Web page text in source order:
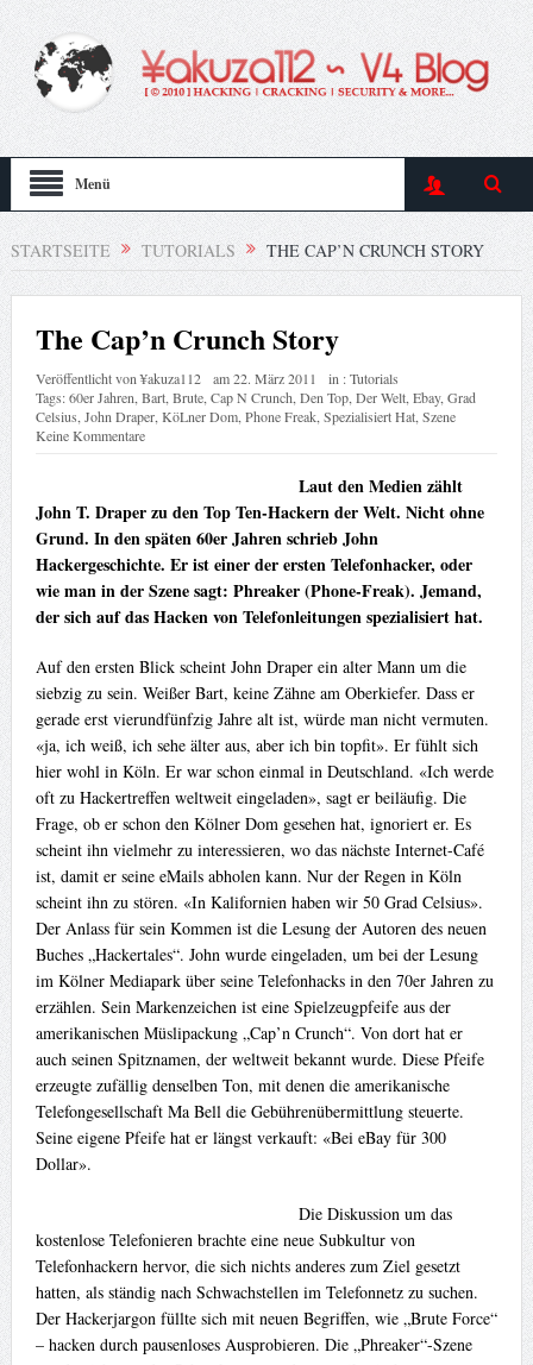
Menü
STARTSEITE TUTORIALS THE CAP’N CRUNCH STORY
The Cap’n Crunch Story
Veröffentlicht von¥akuza112 am22. März 2011 in :Tutorials
Tags:60er Jahren Bart, Brute, Cap N Crunch Den Top, Der Welt, Ebay, Grad
Celsius John Draper, KöLner Dom, Phone Freak, Spezialisiert Hat, Szene
Keine Kommentare
Laut den Medien zählt
John T. Draper zu den Top Ten-Hackern der Welt. Nicht ohne
Grund. In den späten 60er Jahren schrieb John
Hackergeschichte. Er ist einer der ersten Telefonhacker, oder
wie man in der Szene sagt: Phreaker (Phone-Freak). Jemand,
der sich auf das Hacken von Telefonleitungen spezialisiert hat.
Auf den ersten Blick scheint John Draper ein alter Mann um die
siebzig zu sein. Weißer Bart, keine Zähne am Oberkiefer. Dass er
gerade erst vierundfünfzig Jahre alt ist, würde man nicht vermuten.
«ja, ich weiß, ich sehe älter aus, aber ich bin topfit». Er fühlt sich
hier wohl in Köln. Er war schon einmal in Deutschland. «Ich werde
oft zu Hackertreffen weltweit eingeladen», sagt er beiläufig. Die
Frage, ob er schon den Kölner Dom gesehen hat, ignoriert er. Es
scheint ihn vielmehr zu interessieren, wo das nächste Internet-Café
ist, damit er seine eMails abholen kann. Nur der Regen in Köln
scheint ihn zu stören. «In Kalifornien haben wir 50 Grad Celsius».
Der Anlass für sein Kommen ist die Lesung der Autoren des neuen
Buches „Hackertales“. John wurde eingeladen, um bei der Lesung
im Kölner Mediapark über seine Telefonhacks in den 70er Jahren zu
erzählen. Sein Markenzeichen ist eine Spielzeugpfeife aus der
amerikanischen Müslipackung „Cap’n Crunch“. Von dort hat er
auch seinen Spitznamen, der weltweit bekannt wurde. Diese Pfeife
erzeugte zufällig denselben Ton, mit denen die amerikanische
Telefongesellschaft Ma Bell die Gebührenübermittlung steuerte.
Seine eigene Pfeife hat er längst verkauft: «Bei eBay für 300
Dollar».
Die Diskussion um das
kostenlose Telefonieren brachte eine neue Subkultur von
Telefonhackern hervor, die sich nichts anderes zum Ziel gesetzt
hatten, als ständig nach Schwachstellen im Telefonnetz zu suchen.
Der Hackerjargon füllte sich mit neuen Begriffen, wie „Brute Force“
– hacken durch pausenloses Ausprobieren. Die „Phreaker“-Szene